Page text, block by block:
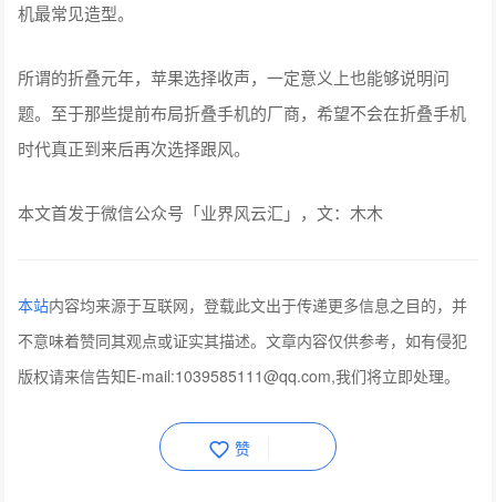
机最常见造型。
所谓的折叠元年，苹果选择收声，一定意义上也能够说明问
题。至于那些提前布局折叠手机的厂商，希望不会在折叠手机
时代真正到来后再次选择跟风。
本文首发于微信公众号「业界风云汇」，文：木木
本站内容均来源于互联网，登载此文出于传递更多信息之目的，并
不意味着赞同其观点或证实其描述。文章内容仅供参考，如有侵犯
版权请来信告知E-mail:1039585111@qq.com,我们将立即处理。
赞